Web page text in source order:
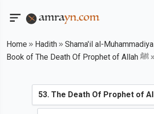
Home Hadith
Shama'il al-Muhammadiya
Book of The Death Of Prophet of Allah ﷺ